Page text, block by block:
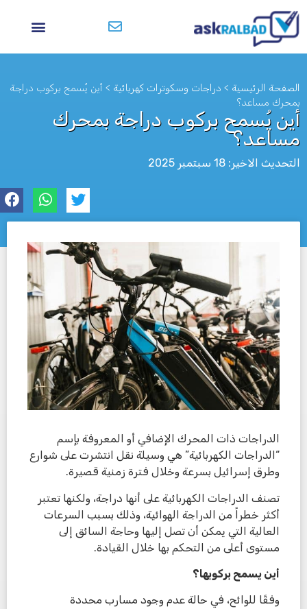
الصفحة الرئيسية > دراجات وسكوترات كهربائية > أين يُسمح بركوب دراجة
بمحرك مساعد؟
أين يُسمح بركوب دراجة بمحرك
مساعد؟
التحديث الاخير: 18 سبتمبر 2025
الدراجات ذات المحرك الإضافي أو المعروفة بإسم
“الدراجات الكهربائية” هي وسيلة نقل انتشرت على شوارع
وطرق إسرائيل بسرعة وخلال فترة زمنية قصيرة.
تصنف الدراجات الكهربائية على أنها دراجة، ولكنها تعتبر
أكثر خطراً من الدراجة الهوائية، وذلك بسبب السرعات
العالية التي يمكن أن تصل إليها وحاجة السائق إلى
مستوى أعلى من التحكم بها خلال القيادة.
أين يسمح بركوبها؟
وفقًا للوائح، في حالة عدم وجود مسارب محددة